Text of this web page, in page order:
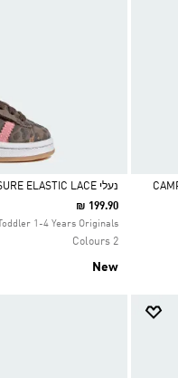
Selected
נעלי CAMPUS 00S COMFORT CLOSURE ELASTIC LACE
₪ 199.90
Toddler 1-4 Years Originals
2 Colours
New